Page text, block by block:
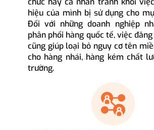
hiệu của mình bị sử dụng cho
Đối với những doanh nghiệp
phân phối hàng quốc tế, việc
cũng giúp loại bỏ nguy cơ tên
cho hàng nhái, hàng kém chất
trường.